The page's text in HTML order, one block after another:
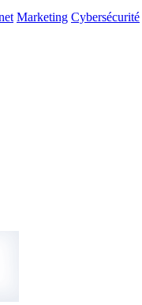
Marketing Cybersécurité